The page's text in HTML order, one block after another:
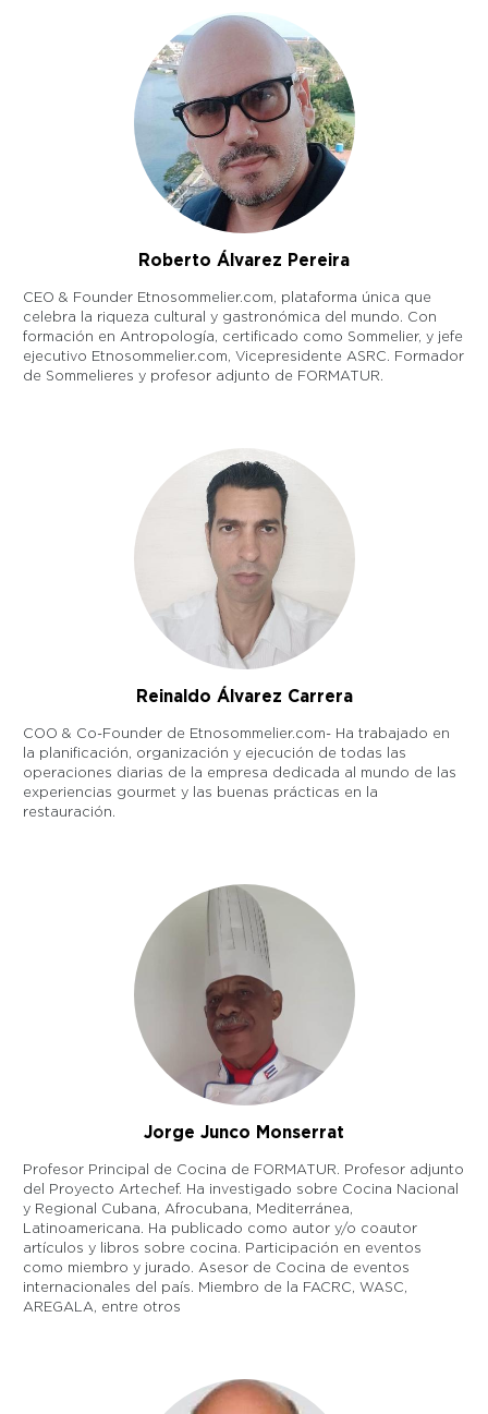
Roberto Álvarez Pereira
CEO & Founder Etnosommelier.com, plataforma única que
celebra la riqueza cultural y gastronómica del mundo. Con
formación en Antropología, certificado como Sommelier, y jefe
ejecutivo Etnosommelier.com, Vicepresidente ASRC. Formador
de Sommelieres y profesor adjunto de FORMATUR.
Reinaldo Álvarez Carrera
COO & Co-Founder de Etnosommelier.com- Ha trabajado en
la planificación, organización y ejecución de todas las
operaciones diarias de la empresa dedicada al mundo de las
experiencias gourmet y las buenas prácticas en la
restauración.
Jorge Junco Monserrat
Profesor Principal de Cocina de FORMATUR. Profesor adjunto
del Proyecto Artechef. Ha investigado sobre Cocina Nacional
y Regional Cubana, Afrocubana, Mediterránea,
Latinoamericana. Ha publicado como autor y/o coautor
artículos y libros sobre cocina. Participación en eventos
como miembro y jurado. Asesor de Cocina de eventos
internacionales del país. Miembro de la FACRC, WASC,
AREGALA, entre otros